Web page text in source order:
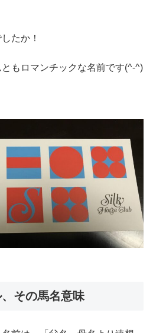
たか！
もロマンチックな名前です(^-^)
その馬名意味